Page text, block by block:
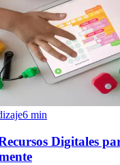
6 min
Digitales